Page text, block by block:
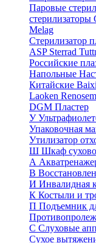
Паровые
стерилизаторы
Melag
Стерилизатор
ASP Sterrad
Российские
Напольные
Китайские
Laoken Renosem
DGM Пластер
У
Упаковочная
Утилизатор
Ш Шкаф
А
В
И Инвалидная
К Костыли и
П Подъемник
С Слуховые
Сухое